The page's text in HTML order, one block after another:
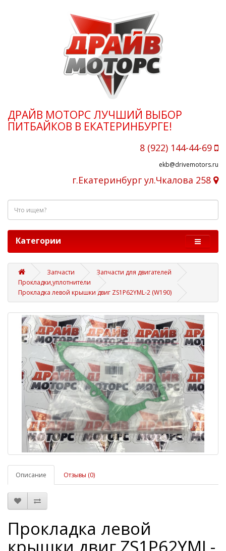
ДРАЙВ МОТОРС ЛУЧШИЙ ВЫБОР
ПИТБАЙКОВ В ЕКАТЕРИНБУРГЕ!
8 (922) 144-44-69
ekb@drivemotors.ru
г.Екатеринбург ул.Чкалова 258
Категории
Запчасти
Запчасти для двигателей
Прокладки,уплотнители
Прокладка левой крышки двиг ZS1P62YML-2 (W190)
Описание Отзывы (0)
Прокладка левой